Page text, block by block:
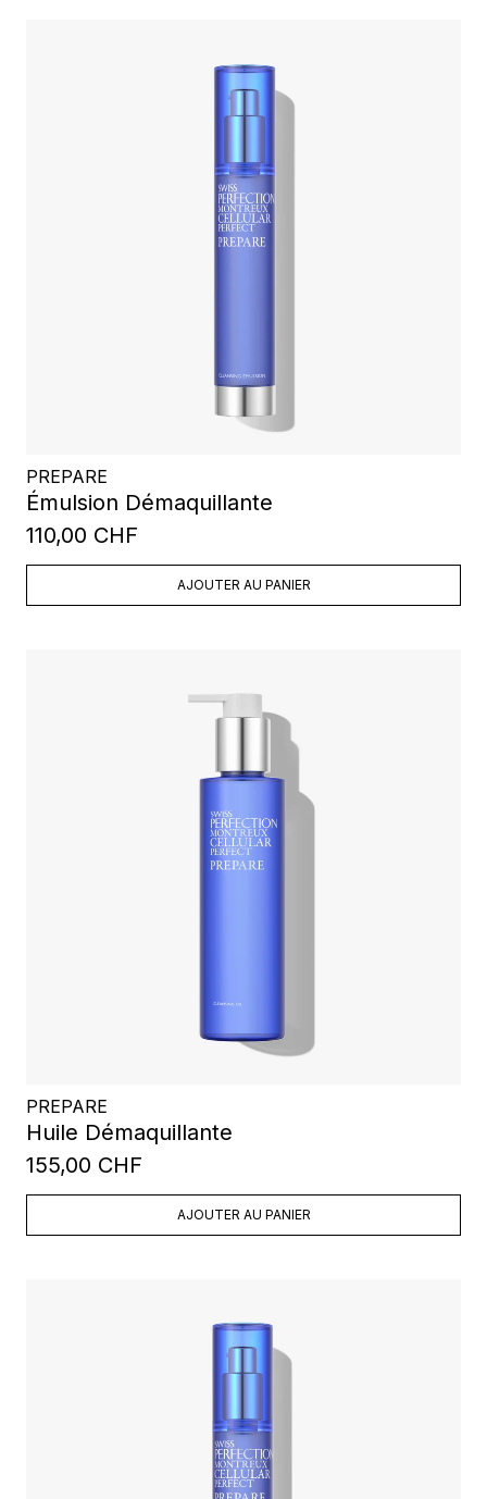
PREPARE
Émulsion Démaquillante
110,00 CHF
AJOUTER AU PANIER
PREPARE
Huile Démaquillante
155,00 CHF
AJOUTER AU PANIER